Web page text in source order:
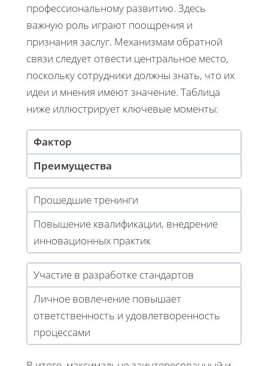
профессиональному развитию. Здесь
важную роль играют поощрения и
признания заслуг. Механизмам обратной
связи следует отвести центральное место,
поскольку сотрудники должны знать, что их
идеи и мнения имеют значение. Таблица
ниже иллюстрирует ключевые моменты:
Фактор
Преимущества
Прошедшие тренинги
Повышение квалификации, внедрение
инновационных практик
Участие в разработке стандартов
Личное вовлечение повышает
ответственность и удовлетворенность
процессами